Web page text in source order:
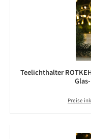
Teelichthalter
Preise